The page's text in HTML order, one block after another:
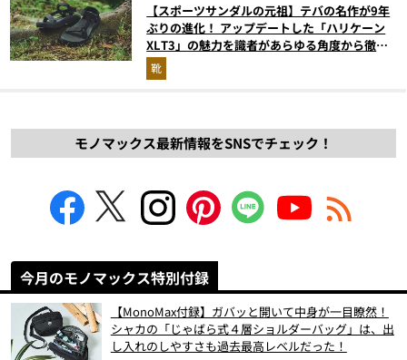
【スポーツサンダルの元祖】テバの名作が9年
ぶりの進化！ アップデートした「ハリケーン
XLT3」の魅力を識者があらゆる角度から徹底
解説！
靴
モノマックス最新情報をSNSでチェック！
今月のモノマックス特別付録
【MonoMax付録】ガバッと開いて中身が一目瞭然！
シャカの「じゃばら式４層ショルダーバッグ」は、出
し入れのしやすさも過去最高レベルだった！